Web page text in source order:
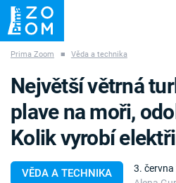
ZÁHADY VETŘELCI DÁVNOVĚKU
Prima Zoom ■ Věda a technika
VĚDA A TECHNIKA
3.
Největší větrná
plave na moři,
Kolik vyrobí